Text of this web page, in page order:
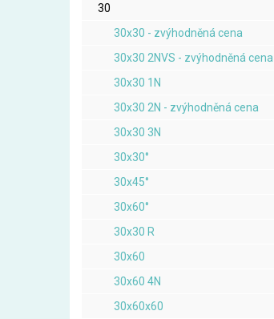
30
30x30 - zvýhodněná cena
30x30 2NVS - zvýhodněná cena
30x30 1N
30x30 2N - zvýhodněná cena
30x30 3N
30x30°
30x45°
30x60°
30x30 R
30x60
30x60 4N
30x60x60